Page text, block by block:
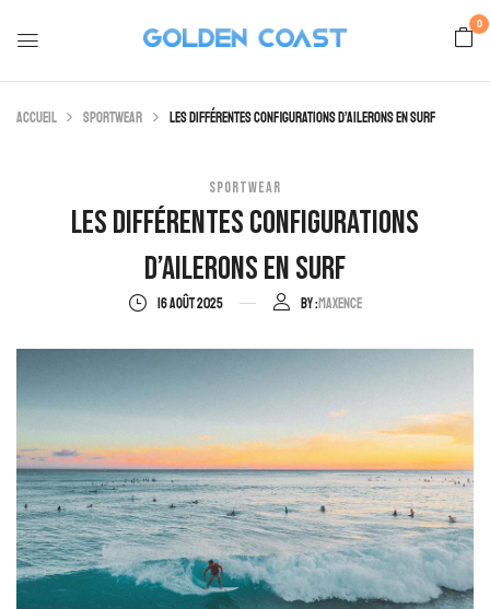
0
Accueil Sportwear Les différentes configurations d’ailerons en surf
SPORTWEAR
Les Différentes Configurations
D’ailerons En Surf
16 AOÛT 2025 By :Maxence